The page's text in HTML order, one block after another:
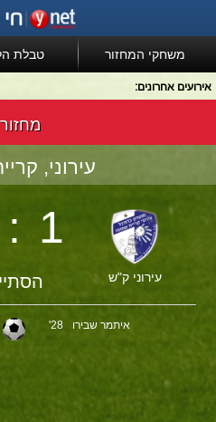
טבלת משחקי המחזור
אירועים אחרונים:
מחזור
עירוני,
עירוני ק"ש
28' איתמר שבירו